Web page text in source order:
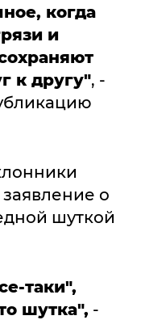
когда
и
к другу", -
о
шуткой
таки",
шутка", -